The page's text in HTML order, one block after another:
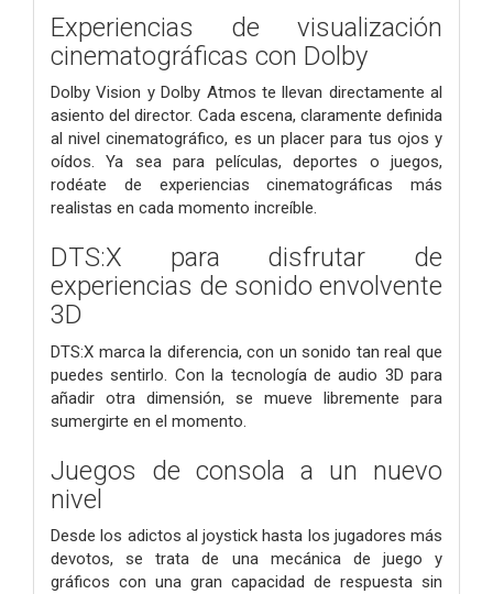
Experiencias de visualización
cinematográficas con Dolby
Dolby Vision y Dolby Atmos te llevan directamente al
asiento del director. Cada escena, claramente definida
al nivel cinematográfico, es un placer para tus ojos y
oídos. Ya sea para películas, deportes o juegos,
rodéate de experiencias cinematográficas más
realistas en cada momento increíble.
DTS:X para disfrutar de
experiencias de sonido envolvente
3D
DTS:X marca la diferencia, con un sonido tan real que
puedes sentirlo. Con la tecnología de audio 3D para
añadir otra dimensión, se mueve libremente para
sumergirte en el momento.
Juegos de consola a un nuevo
nivel
Desde los adictos al joystick hasta los jugadores más
devotos, se trata de una mecánica de juego y
gráficos con una gran capacidad de respuesta sin